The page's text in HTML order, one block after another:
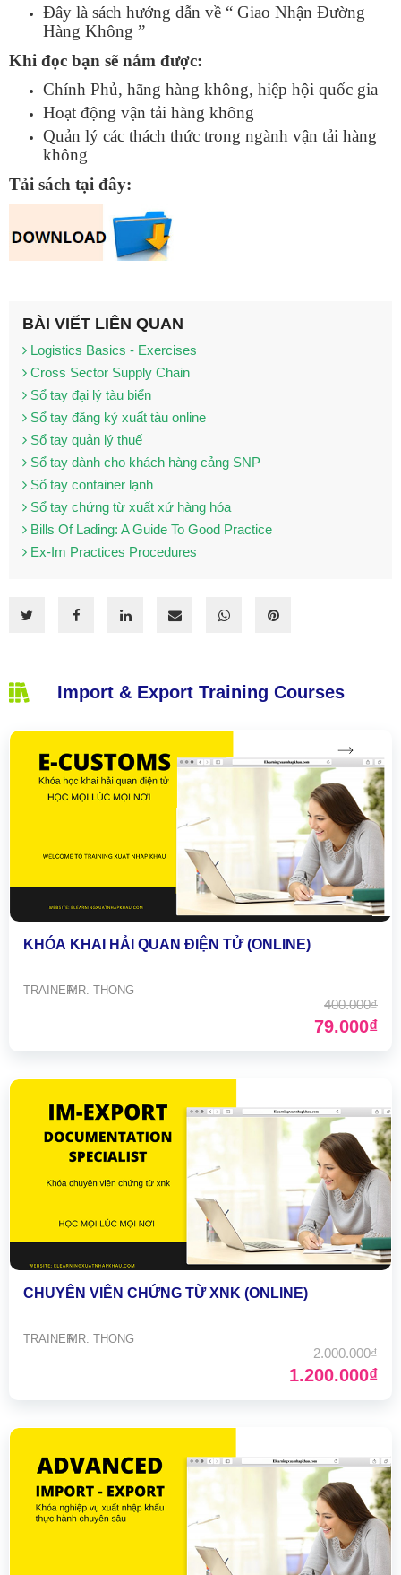
Đây là sách hướng dẫn về “ Giao Nhận Đường
Hàng Không ”
Khi đọc bạn sẽ nắm được:
Chính Phủ, hãng hàng không, hiệp hội quốc gia
Hoạt động vận tải hàng không
Quản lý các thách thức trong ngành vận tải hàng
không
Tải sách tại đây:
BÀI VIẾT LIÊN QUAN
Logistics Basics - Exercises
Cross Sector Supply Chain
Sổ tay đại lý tàu biển
Sổ tay đăng ký xuất tàu online
Sổ tay quản lý thuế
Sổ tay dành cho khách hàng cảng SNP
Sổ tay container lạnh
Sổ tay chứng từ xuất xứ hàng hóa
Bills Of Lading: A Guide To Good Practice
Ex-Im Practices Procedures
Import & Export Training Courses
KHÓA KHAI HẢI QUAN ĐIỆN TỬ (ONLINE)
TRAINER:MR. THONG
400.000₫
79.000₫
CHUYÊN VIÊN CHỨNG TỪ XNK (ONLINE)
TRAINER:MR. THONG
2.000.000₫
1.200.000₫
PHÍ
0898504321